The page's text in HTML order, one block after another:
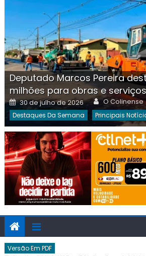
Deputado Marcos Pereira
milhões para obras e serviços
Posted
on
30 de julho de 2026 Author
O Colinense
Destaques Da Semana Principais
Versão Em PDF